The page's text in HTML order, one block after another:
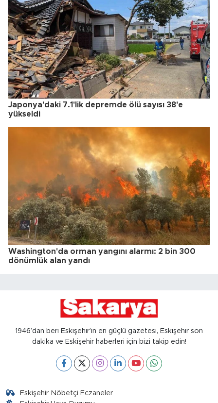
Japonya'daki 7.1'lik depremde ölü sayısı 38'e
yükseldi
Washington'da orman yangını alarmı: 2 bin 300
dönümlük alan yandı
1946’dan beri Eskişehir’in en güçlü gazetesi, Eskişehir son
dakika ve Eskişehir haberleri için bizi takip edin!
Eskişehir Nöbetçi Eczaneler